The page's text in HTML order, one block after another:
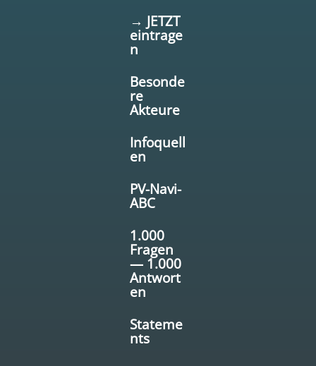
→ JETZT
eintrage
n
Besonde
re
Akteure
Infoquell
en
PV-Navi-
ABC
1.000
Fragen
— 1.000
Antwort
en
Stateme
nts